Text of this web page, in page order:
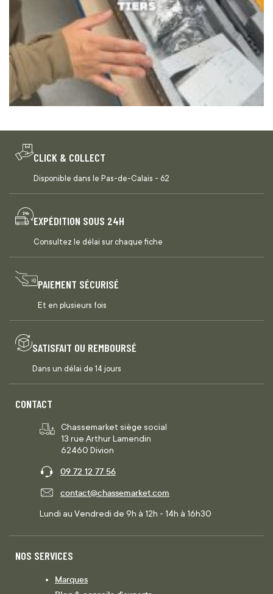
CLICK & COLLECT
Disponible dans le Pas-de-Calais - 62
EXPÉDITION SOUS 24H
Consultez le délai sur chaque fiche
PAIEMENT SÉCURISÉ
Et en plusieurs fois
SATISFAIT OU REMBOURSÉ
Dans un délai de 14 jours
CONTACT
Chassemarket siège social
13 rue Arthur Lamendin
62460 Divion
09 72 12 77 56
contact@chassemarket.com
Lundi au Vendredi de 9h à 12h - 14h à 16h30
NOS SERVICES
Marques